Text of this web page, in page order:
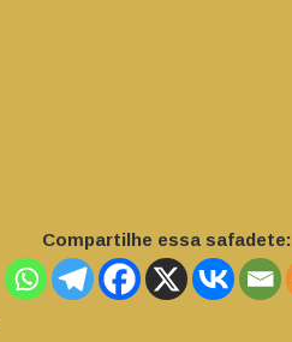
Compartilhe essa safadete: